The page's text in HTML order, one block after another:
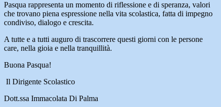
Pasqua rappresenta un momento di riflessione e di speranza, valori
che trovano piena espressione nella vita scolastica, fatta di impegno
condiviso, dialogo e crescita.
A tutte e a tutti auguro di trascorrere questi giorni con le persone
care, nella gioia e nella tranquillità.
Buona Pasqua!
Il Dirigente Scolastico
Dott.ssa Immacolata Di Palma